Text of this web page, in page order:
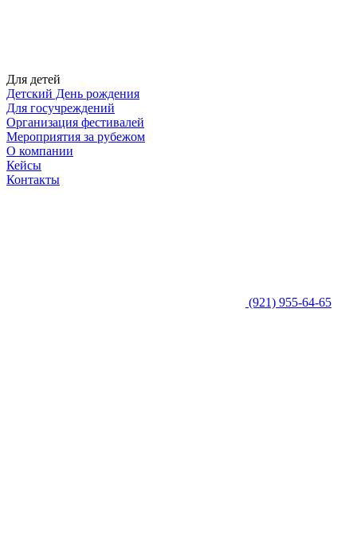
Для детей
Детский День рождения
Для госучреждений
Организация фестивалей
Мероприятия за рубежом
О компании
Кейсы
Контакты
(921) 955-64-65